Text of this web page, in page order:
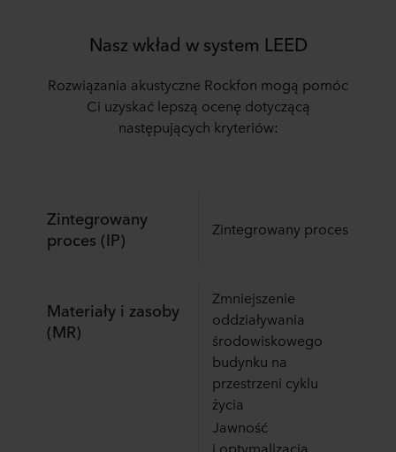
Nasz wkład w system LEED
Rozwiązania akustyczne Rockfon mogą pomóc
Ci uzyskać lepszą ocenę dotyczącą
następujących kryteriów:
Zintegrowany
proces (IP)
Zintegrowany proces
Materiały i zasoby
(MR)
Zmniejszenie
oddziaływania
środowiskowego
budynku na
przestrzeni cyklu
życia
Jawność
i optymalizacja